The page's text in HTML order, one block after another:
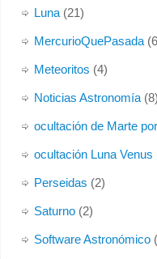
Luna(21)
MercurioQuePasada
Meteoritos (4)
Noticias Astronomía(8)
ocultación de Marte
ocultación Luna Venus
Perseidas (2)
Saturno(2)
Software Astronómico